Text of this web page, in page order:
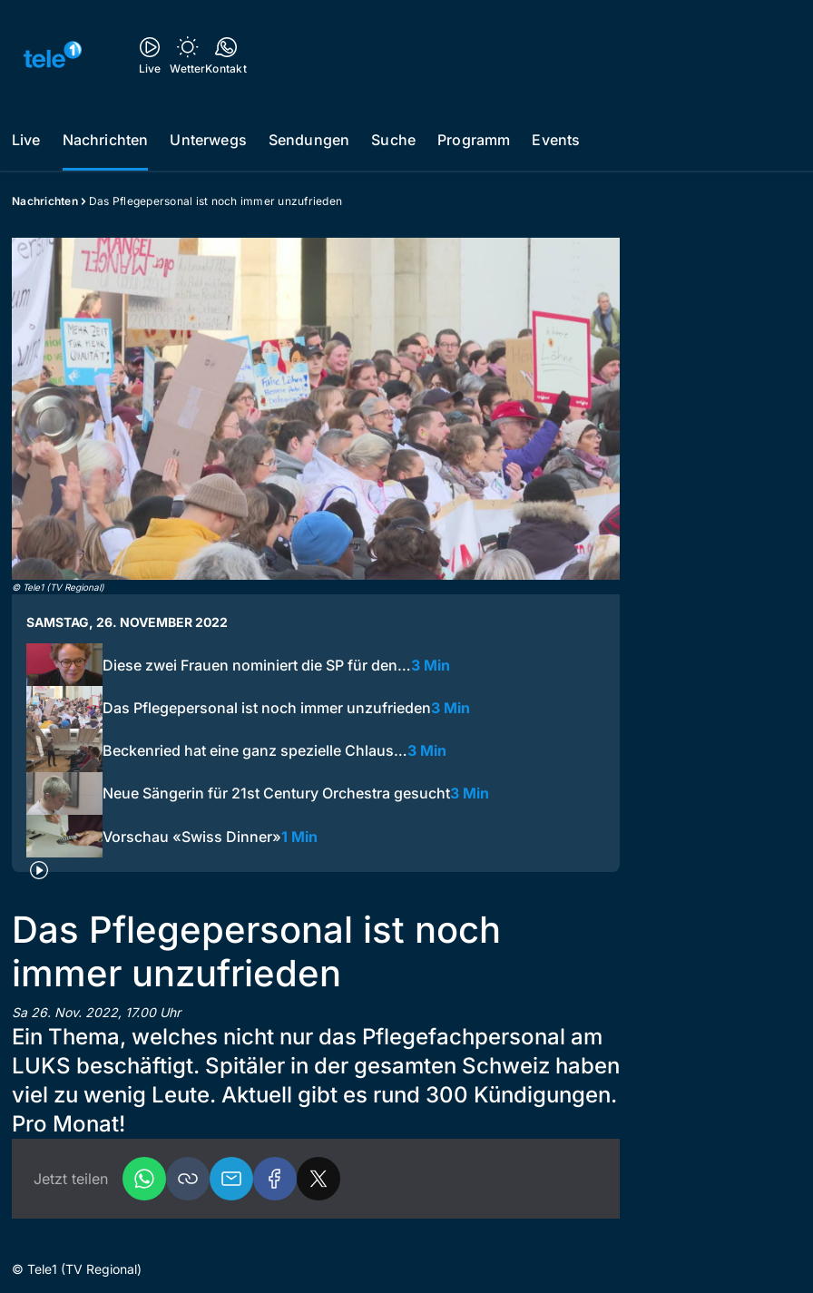
Live WetterKontakt
Live Nachrichten Unterwegs Sendungen Suche Programm Events
Nachrichten Das Pflegepersonal ist noch immer unzufrieden
© Tele1 (TV Regional)
SAMSTAG, 26. NOVEMBER 2022
Diese zwei Frauen nominiert die SP für den…3 Min
Das Pflegepersonal ist noch immer unzufrieden3 Min
Beckenried hat eine ganz spezielle Chlaus…3 Min
Neue Sängerin für 21st Century Orchestra gesucht3 Min
Vorschau «Swiss Dinner»1 Min
Das Pflegepersonal ist noch
immer unzufrieden
Sa 26. Nov. 2022, 17.00 Uhr
Ein Thema, welches nicht nur das Pflegefachpersonal am
LUKS beschäftigt. Spitäler in der gesamten Schweiz haben
viel zu wenig Leute. Aktuell gibt es rund 300 Kündigungen.
Pro Monat!
Jetzt teilen
© Tele1 (TV Regional)